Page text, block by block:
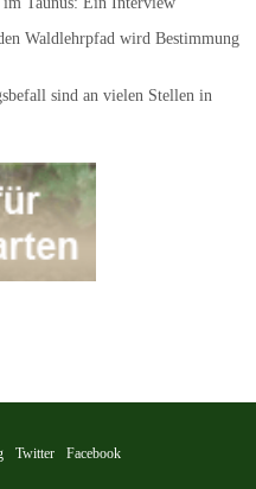
Waldlehrpfad wird Bestimmung
sind an vielen Stellen in
Twitter
Facebook